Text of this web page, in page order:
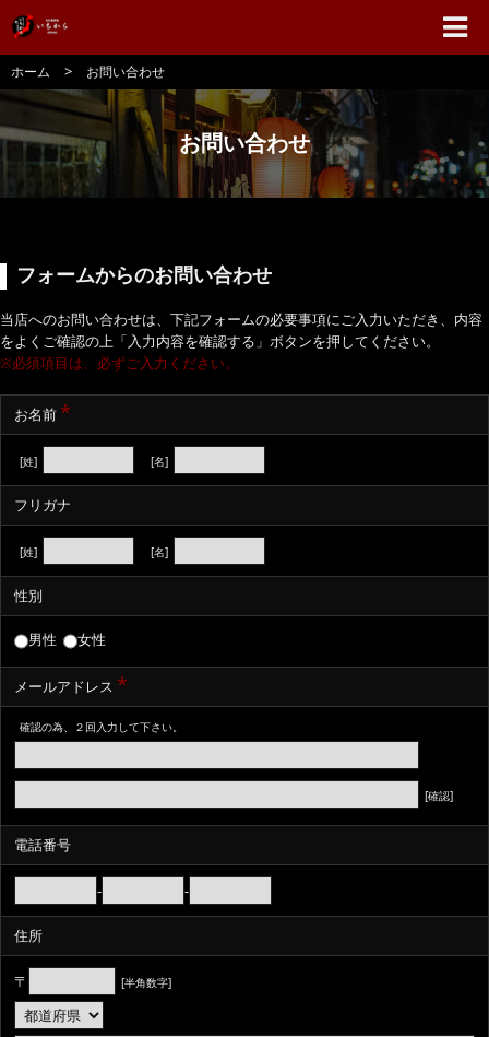
ホーム > お問い合わせ
お問い合わせ
フォームからのお問い合わせ
当店へのお問い合わせは、下記フォームの必要事項にご入力いただき、内容
をよくご確認の上「入力内容を確認する」ボタンを押してください。
※必須項目は、必ずご入力ください。
お名前 *
[姓] [名]
フリガナ
[姓] [名]
性別
男性 女性
メールアドレス *
確認の為、２回入力して下さい。
[確認]
電話番号
- -
住所
〒 [半角数字]